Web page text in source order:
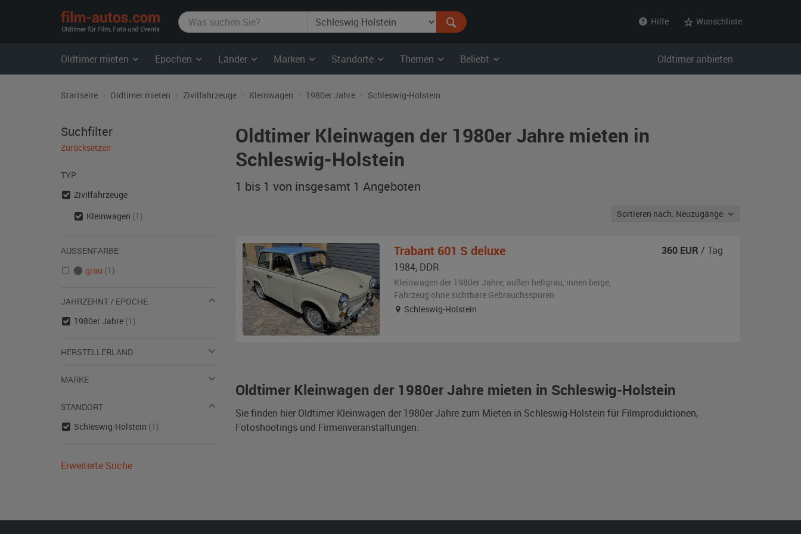
film-
autos.com
Hilfe Wunschliste
Oldtimer mieten Epochen Länder Marken Standorte Themen Beliebt Oldtimer anbieten
Startseite Oldtimer mieten Zivilfahrzeuge Kleinwagen 1980er Jahre Schleswig-Holstein
Oldtimer Kleinwagen der 1980er Jahre mieten in
Schleswig-Holstein
1 bis 1 von insgesamt 1 Angeboten
Sortieren nach: Neuzugänge
Oldtimer Kleinwagen der 1980er Jahre mieten in Schleswig-Holstein
Sie finden hier Oldtimer Kleinwagen der 1980er Jahre zum Mieten in Schleswig-Holstein für Filmproduktionen,
Fotoshootings und Firmenveranstaltungen.
Trabant 601 S deluxe
1984, DDR
Kleinwagen der 1980er Jahre, außen hellgrau, innen beige,
Fahrzeug ohne sichtbare Gebrauchsspuren
Schleswig-Holstein
360 EUR / Tag
Suchfilter
Zurücksetzen
TYP
Zivilfahrzeuge
Kleinwagen (1)
AUSSENFARBE
grau (1)
JAHRZEHNT / EPOCHE
1980er Jahre (1)
HERSTELLERLAND
MARKE
STANDORT
Schleswig-Holstein (1)
Erweiterte Suche